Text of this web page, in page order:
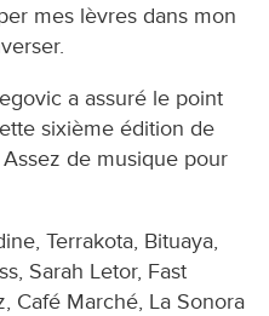
mes lèvres dans mon
a assuré le point
sixième édition de
de musique pour
Terrakota, Bituaya,
Sarah Letor, Fast
Café Marché, La Sonora